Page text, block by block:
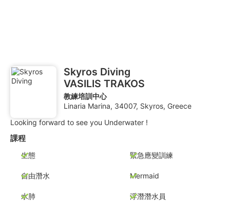
Skyros Diving
VASILIS TRAKOS
教練培訓中心
Linaria Marina, 34007, Skyros, Greece
Looking forward to see you Underwater !
課程
生態 緊急應變訓練
自由潛水 Mermaid
水肺 浮潛潛水員